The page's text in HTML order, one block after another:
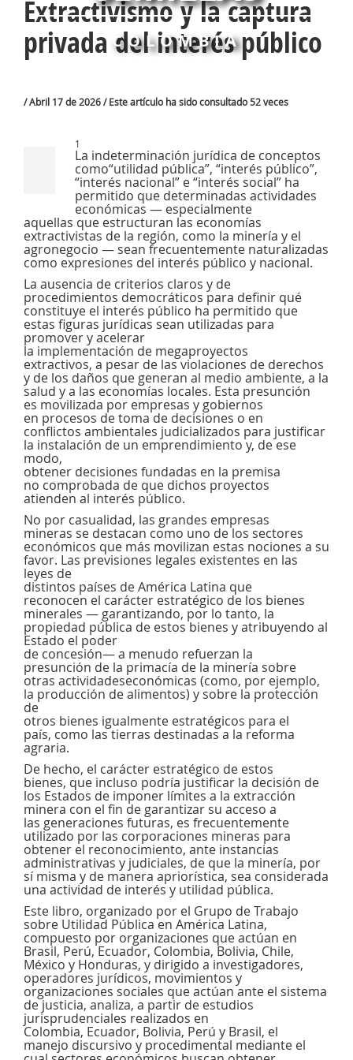
COLOMBIA
Extractivismo y la captura
privada del interés público
/ Abril 17 de 2026 / Este artículo ha sido consultado 52 veces
1
La indeterminación jurídica de conceptos
como“utilidad pública”, “interés público”,
“interés nacional” e “interés social” ha
permitido que determinadas actividades
económicas — especialmente
aquellas que estructuran las economías
extractivistas de la región, como la minería y el
agronegocio — sean frecuentemente naturalizadas
como expresiones del interés público y nacional.
La ausencia de criterios claros y de
procedimientos democráticos para definir qué
constituye el interés público ha permitido que
estas figuras jurídicas sean utilizadas para
promover y acelerar
la implementación de megaproyectos
extractivos, a pesar de las violaciones de derechos
y de los daños que generan al medio ambiente, a la
salud y a las economías locales. Esta presunción
es movilizada por empresas y gobiernos
en procesos de toma de decisiones o en
conflictos ambientales judicializados para justificar
la instalación de un emprendimiento y, de ese
modo,
obtener decisiones fundadas en la premisa
no comprobada de que dichos proyectos
atienden al interés público.
No por casualidad, las grandes empresas
mineras se destacan como uno de los sectores
económicos que más movilizan estas nociones a su
favor. Las previsiones legales existentes en las
leyes de
distintos países de América Latina que
reconocen el carácter estratégico de los bienes
minerales — garantizando, por lo tanto, la
propiedad pública de estos bienes y atribuyendo al
Estado el poder
de concesión— a menudo refuerzan la
presunción de la primacía de la minería sobre
otras actividadeseconómicas (como, por ejemplo,
la producción de alimentos) y sobre la protección
de
otros bienes igualmente estratégicos para el
país, como las tierras destinadas a la reforma
agraria.
De hecho, el carácter estratégico de estos
bienes, que incluso podría justificar la decisión de
los Estados de imponer límites a la extracción
minera con el fin de garantizar su acceso a
las generaciones futuras, es frecuentemente
utilizado por las corporaciones mineras para
obtener el reconocimiento, ante instancias
administrativas y judiciales, de que la minería, por
sí misma y de manera apriorística, sea considerada
una actividad de interés y utilidad pública.
Este libro, organizado por el Grupo de Trabajo
sobre Utilidad Pública en América Latina,
compuesto por organizaciones que actúan en
Brasil, Perú, Ecuador, Colombia, Bolivia, Chile,
México y Honduras, y dirigido a investigadores,
operadores jurídicos, movimientos y
organizaciones sociales que actúan ante el sistema
de justicia, analiza, a partir de estudios
jurisprudenciales realizados en
Colombia, Ecuador, Bolivia, Perú y Brasil, el
manejo discursivo y procedimental mediante el